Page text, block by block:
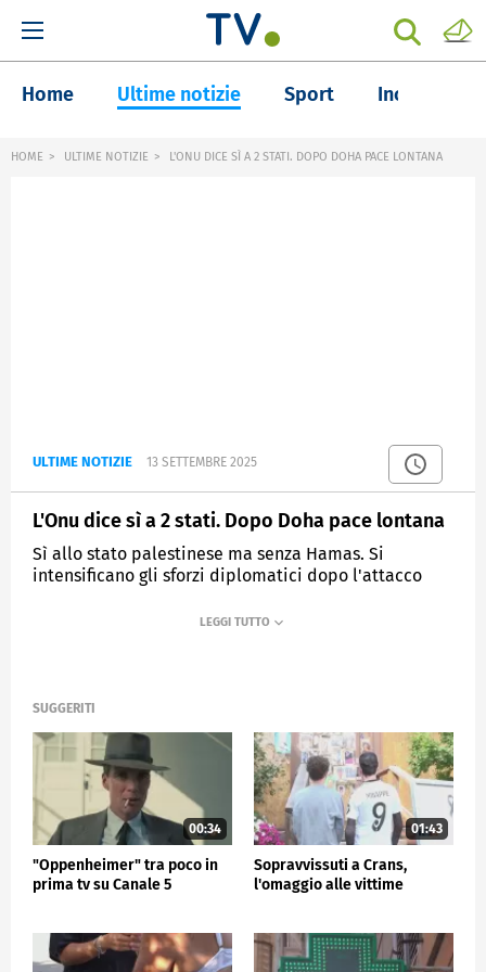
Home Ultime notizie Sport Inchieste
HOME ULTIME NOTIZIE L'ONU DICE SÌ A 2 STATI. DOPO DOHA PACE LONTANA
ULTIME NOTIZIE 13 SETTEMBRE 2025
L'Onu dice sì a 2 stati. Dopo Doha pace lontana
Sì allo stato palestinese ma senza Hamas. Si
intensificano gli sforzi diplomatici dopo l'attacco
SUGGERITI
00:34
"Oppenheimer" tra poco in
prima tv su Canale 5
01:43
Sopravvissuti a Crans,
l'omaggio alle vittime